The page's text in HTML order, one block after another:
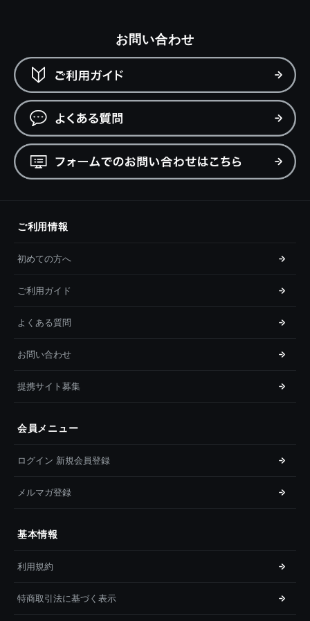
お問い合わせ
ご利用情報
初めての方へ
ご利用ガイド
よくある質問
お問い合わせ
提携サイト募集
会員メニュー
ログイン 新規会員登録
メルマガ登録
基本情報
利用規約
特商取引法に基づく表示